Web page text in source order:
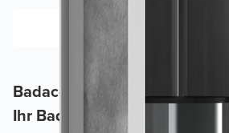
Badaccessoires Weiss:
Ihr Badezimmer